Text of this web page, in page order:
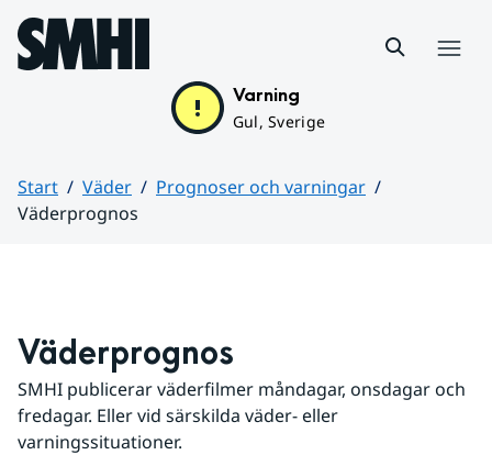
Hoppa till sidans innehåll
Varning
Gul, Sverige
Start Väder
Prognoser och varningar
Väderprognos
Väderprognos
SMHI publicerar väderfilmer måndagar, onsdagar och
fredagar. Eller vid särskilda väder- eller
varningssituationer.